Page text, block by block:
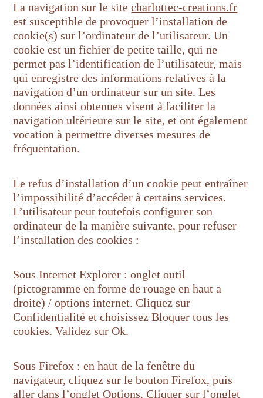
La navigation sur le sitecharlottec-creations.fr
est susceptible de provoquer l’installation de
cookie(s) sur l’ordinateur de l’utilisateur. Un
cookie est un fichier de petite taille, qui ne
permet pas l’identification de l’utilisateur, mais
qui enregistre des informations relatives à la
navigation d’un ordinateur sur un site. Les
données ainsi obtenues visent à faciliter la
navigation ultérieure sur le site, et ont également
vocation à permettre diverses mesures de
fréquentation.
Le refus d’installation d’un cookie peut entraîner
l’impossibilité d’accéder à certains services.
L’utilisateur peut toutefois configurer son
ordinateur de la manière suivante, pour refuser
l’installation des cookies :
Sous Internet Explorer : onglet outil
(pictogramme en forme de rouage en haut a
droite) / options internet. Cliquez sur
Confidentialité et choisissez Bloquer tous les
cookies. Validez sur Ok.
Sous Firefox : en haut de la fenêtre du
navigateur, cliquez sur le bouton Firefox, puis
aller dans l’onglet Options. Cliquer sur l’onglet